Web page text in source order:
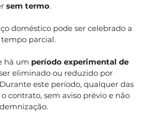
sem termo.
doméstico pode ser celebrado a
parcial.
há um período experimental de
eliminado ou reduzido por
este período, qualquer das
contrato, sem aviso prévio e não